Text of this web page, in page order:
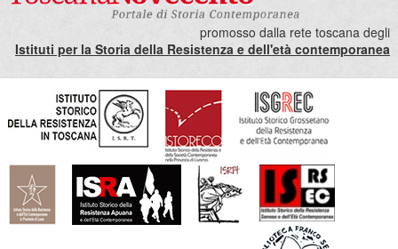
promosso dalla rete toscana degli
Istituti per la Storia della Resistenza e dell'età contemporanea